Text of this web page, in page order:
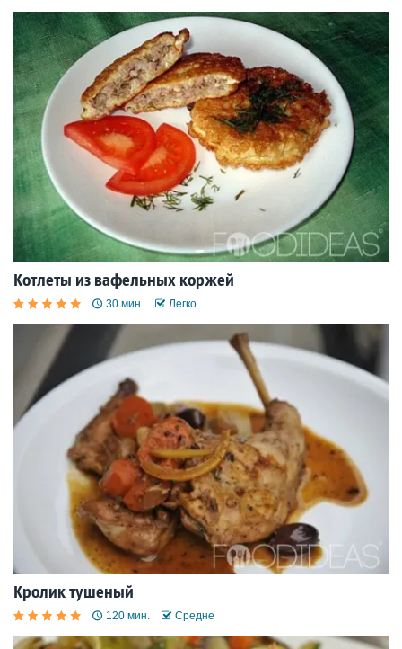
Котлеты из вафельных коржей
30 мин. Легко
Кролик тушеный
120 мин. Средне